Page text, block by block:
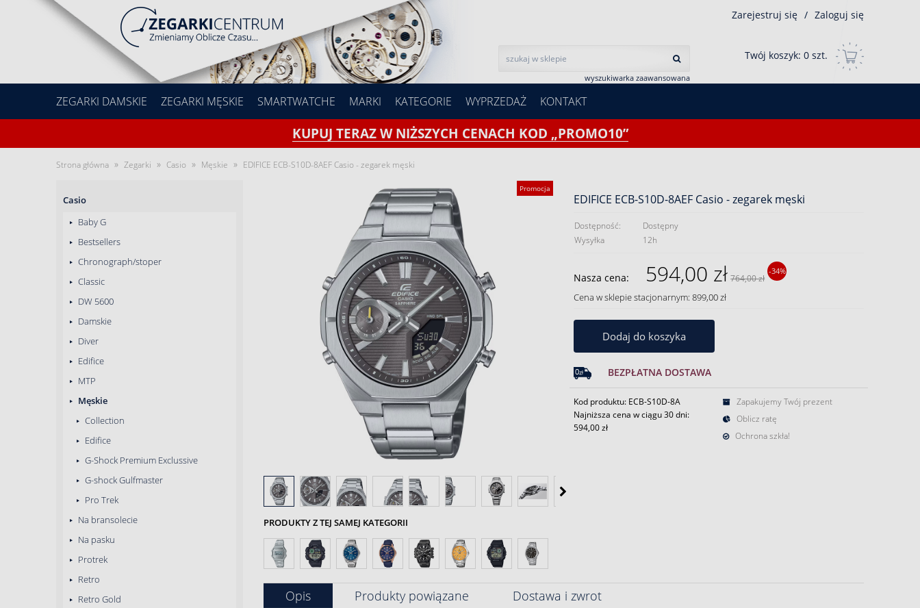
wyszukiwarka zaawansowana
Zarejestruj się / Zaloguj się
Twój koszyk: 0 szt.
ZEGARKI DAMSKIE ZEGARKI MĘSKIE SMARTWATCHE MARKI KATEGORIE WYPRZEDAŻ KONTAKT
KUPUJ TERAZ W NIŻSZYCH CENACH KOD „PROMO10”
Strona główna » Zegarki » Casio » Męskie » EDIFICE ECB-S10D-8AEF Casio - zegarek męski
Casio
Baby G
Bestsellers
Chronograph/stoper
Classic
DW 5600
Damskie
Diver
Edifice
MTP
Męskie
Collection
Edifice
G-Shock Premium Exclussive
G-shock Gulfmaster
Pro Trek
Na bransolecie
Na pasku
Protrek
Retro
Retro Gold
Promocja
PRODUKTY Z TEJ SAMEJ KATEGORII
EDIFICE ECB-S10D-8AEF Casio - zegarek męski
Dostępność:
Dostępny
Wysyłka
12h
Nasza cena: 594,00 zł 764,00 zł
-34%
Cena w sklepie stacjonarnym: 899,00 zł
Dodaj do koszyka
BEZPŁATNA DOSTAWA
Kod produktu: ECB-S10D-8A
Najniższa cena w ciągu 30 dni:
594,00 zł
Zapakujemy Twój prezent
Oblicz ratę
Ochrona szkła!
Opis Produkty powiązane Dostawa i zwrot